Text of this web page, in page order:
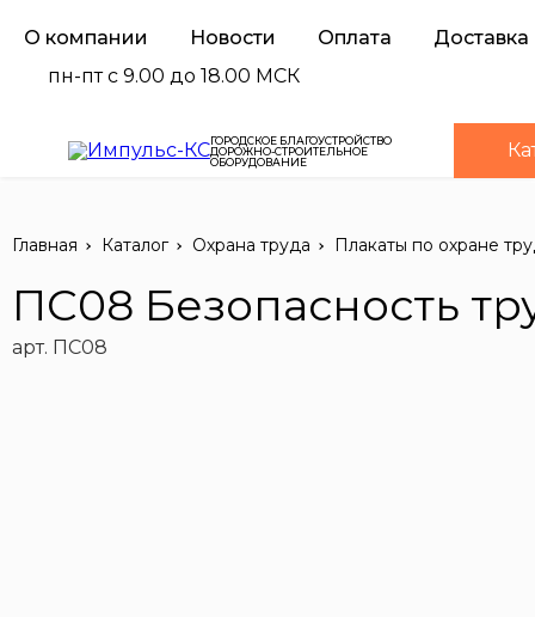
О компании Новости Оплата
Доставка
пн-пт с 9.00 до 18.00 МСК
ГОРОДСКОЕ БЛАГОУСТРОЙСТВО
ДОРОЖНО-СТРОИТЕЛЬНОЕ
ОБОРУДОВАНИЕ
Главная Каталог Охрана труда Плакаты по охране
ПС08 Безопасность
арт. ПС08